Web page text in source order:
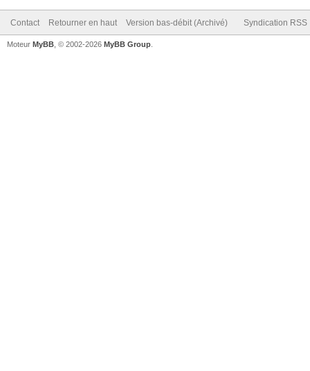
Contact Retourner en haut Version bas-débit (Archivé) Syndication RSS
Moteur MyBB , © 2002-2026 MyBB Group